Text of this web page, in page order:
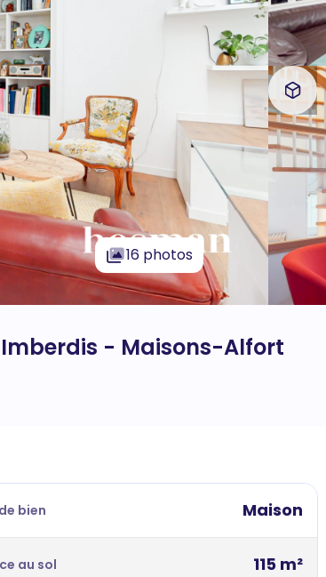
16 photos
- Maisons-Alfort
bien Maison
au sol 115 m²